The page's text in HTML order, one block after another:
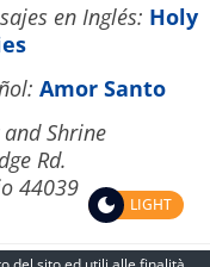
en Inglés: Holy
Amor Santo
Shrine
Rd.
44039
LIGHT